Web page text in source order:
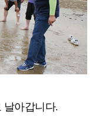
날아갑니다.